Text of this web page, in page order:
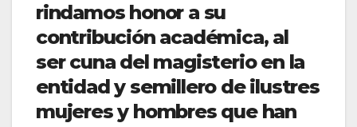
rindamos honor a su
contribución académica, al
ser cuna del magisterio en la
entidad y semillero de ilustres
mujeres y hombres que han